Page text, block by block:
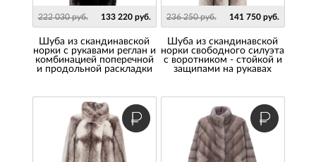
222 030 руб. 133 220 руб.
шуба из скандинавской
норки с рукавами реглан и
комбинацией поперечной
и продольной раскладки
236 250 руб. 141 750 руб.
Шуба из скандинавской
норки свободного силуэта
с воротником - стойкой и
защипами на рукавах